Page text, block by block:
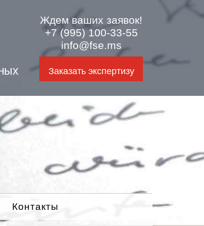
Ждем ваших заявок!
+7 (995) 100-33-55
info@fse.ms
Заказать экспертизу
Контакты